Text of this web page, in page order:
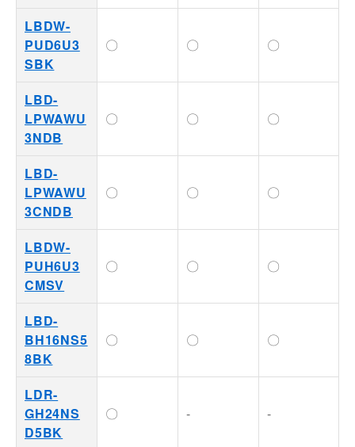
LBDW-
PUD6U3
SBK
〇 〇 〇
LBD-
LPWAWU
3NDB
〇 〇 〇
LBD-
LPWAWU
3CNDB
〇 〇 〇
LBDW-
PUH6U3
CMSV
〇 〇 〇
LBD-
BH16NS5
8BK
〇 〇 〇
LDR-
GH24NS
D5BK
〇 - -